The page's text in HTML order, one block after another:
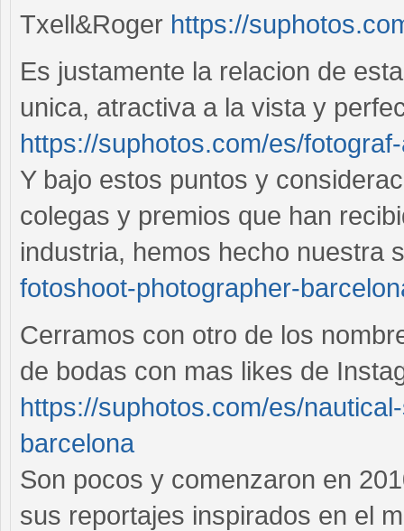
Txell&Roger https://
Es justamente la relacion de
unica, atractiva a la vista y
https://suphotos.com/es/
Y bajo estos puntos y
colegas y premios que han
industria, hemos hecho nuestra
fotoshoot-photographer-
Cerramos con otro de los
de bodas con mas likes de
https://suphotos.com/es/
barcelona
Son pocos y comenzaron en
sus reportajes inspirados en el